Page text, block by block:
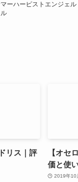
マーハーピストエンジェル
リス｜評
【オセ
価と使
2019年10